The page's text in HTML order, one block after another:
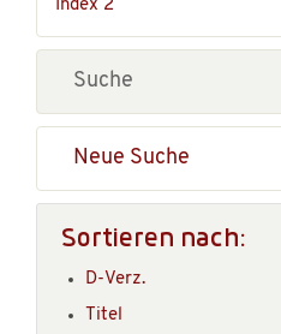
Neue Suche
Sortieren nach:
D-Verz.
Titel